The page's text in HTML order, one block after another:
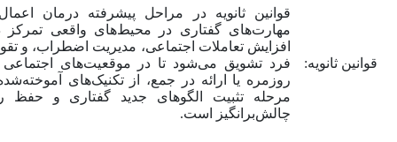
قوانین ثانویه:
قوانین ثانویه در مراحل پیشرفته درمان
مهارت‌های گفتاری در محیط‌های واقعی تمرکز
افزایش تعاملات اجتماعی، مدیریت اضطراب، و
فرد تشویق می‌شود تا در موقعیت‌های اجتماعی
روزمره یا ارائه در جمع، از تکنیک‌های
مرحله تثبیت الگوهای جدید گفتاری و حفظ
چالش‌برانگیز است.